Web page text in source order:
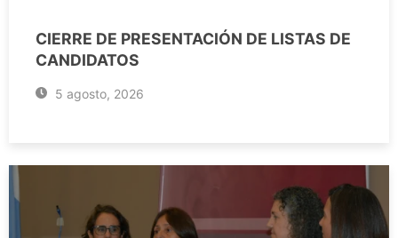
CIERRE DE PRESENTACIÓN DE LISTAS DE
CANDIDATOS
5 agosto, 2026